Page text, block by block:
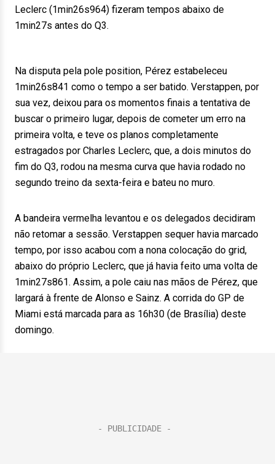
Leclerc (1min26s964) fizeram tempos abaixo de
1min27s antes do Q3.
Na disputa pela pole position, Pérez estabeleceu
1min26s841 como o tempo a ser batido. Verstappen, por
sua vez, deixou para os momentos finais a tentativa de
buscar o primeiro lugar, depois de cometer um erro na
primeira volta, e teve os planos completamente
estragados por Charles Leclerc, que, a dois minutos do
fim do Q3, rodou na mesma curva que havia rodado no
segundo treino da sexta-feira e bateu no muro.
A bandeira vermelha levantou e os delegados decidiram
não retomar a sessão. Verstappen sequer havia marcado
tempo, por isso acabou com a nona colocação do grid,
abaixo do próprio Leclerc, que já havia feito uma volta de
1min27s861. Assim, a pole caiu nas mãos de Pérez, que
largará à frente de Alonso e Sainz. A corrida do GP de
Miami está marcada para as 16h30 (de Brasília) deste
domingo.